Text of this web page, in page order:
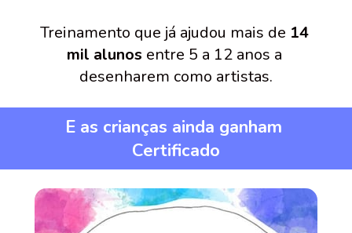
Treinamento que já ajudou mais de 14
mil alunos entre 5 a 12 anos a
desenharem como artistas.
E as crianças ainda ganham
Certificado